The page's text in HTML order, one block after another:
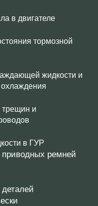
в двигателе
тормозной
жидкости и
трещин и
в ГУР
приводных ремней